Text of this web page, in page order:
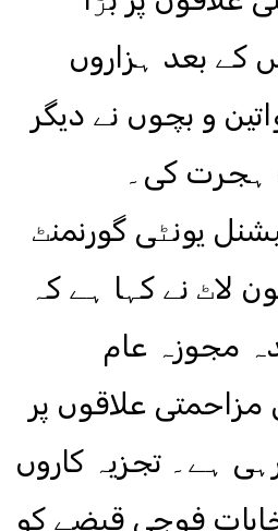
کے بعد ہزاروں
و بچوں نے دیگر
ہجرت کی۔
یونٹی گورنمنٹ
لاٹ نے کہا ہے کہ
مجوزہ عام
مزاحمتی علاقوں پر
ہے۔ تجزیہ کاروں
فوجی قبضے کو